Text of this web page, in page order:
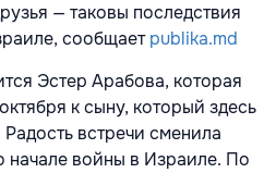
— таковы последствия
сообщаетpublika.md
Эстер Арабова, которая
к сыну, который здесь
встречи сменила
начале войны в Израиле. По